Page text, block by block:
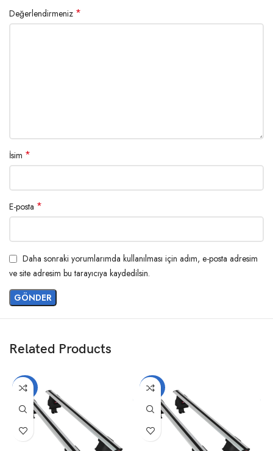
Değerlendirmeniz *
İsim *
E-posta *
Daha sonraki yorumlarımda kullanılması için adım, e-posta adresim
ve site adresim bu tarayıcıya kaydedilsin.
Related Products
-20% -20%